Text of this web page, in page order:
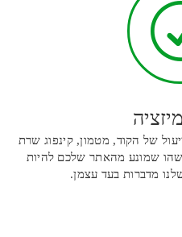
של הקוד, מטמון, קינפוג שרת
שמונע מהאתר שלכם להיות
מדברות בעד עצמן.